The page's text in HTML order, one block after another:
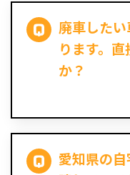
廃車した
ります。
か？
愛知県の